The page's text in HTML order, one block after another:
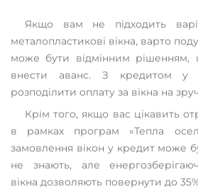
Якщо вам не підходить
металопластикові вікна, варто
може бути відмінним
внести аванс. З кредитом у
розподілити оплату за вікна на
Крім того, якщо вас цікавить
в рамках програм «Тепла
замовлення вікон у кредит може
не знають, але
вікна дозволяють повернути до